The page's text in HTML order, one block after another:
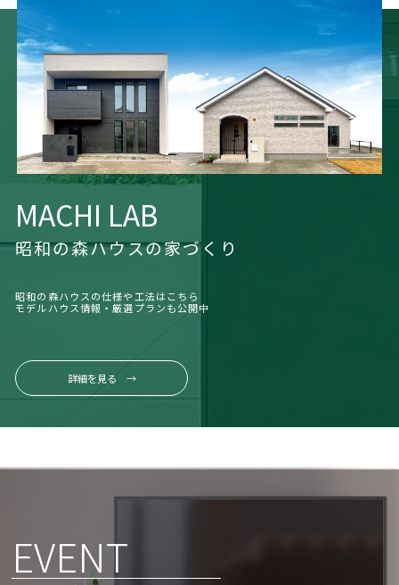
MACHI LAB
昭和の森ハウスの家づくり
昭和の森ハウスの仕様や工法はこちら
モデルハウス情報・厳選プランも公開中
詳細を見る →
EVENT